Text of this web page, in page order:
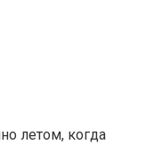
летом, когда